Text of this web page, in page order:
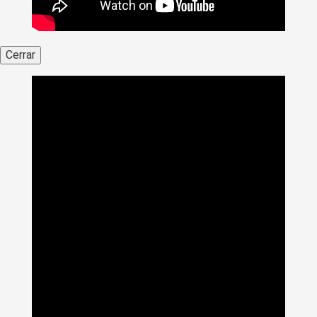
Cerrar